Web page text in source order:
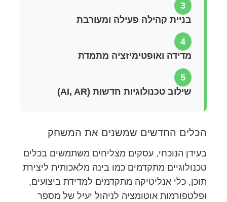
3
בניית קהילה פעילה ומעורבת
4
מדידה ואופטימיזציה מתמדת
5
שילוב טכנולוגיות חדשות (AI, AR)
הכלים החדשים שמשנים את המשחק
בעידן הנוכחי, עסקים מצליחים משתמשים בכלים
טכנולוגיים מתקדמים כמו בינה מלאכותית ליצירת
תוכן, כלי אנליטיקה מתקדמים למדידת ביצועים,
ופלטפורמות אוטומציה לניהול יעיל של מספר